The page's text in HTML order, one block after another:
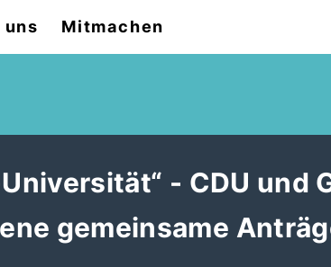
uns Mitmachen
- CDU und
gemeinsame